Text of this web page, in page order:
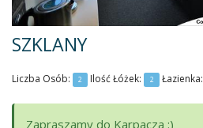
SZKLANY
Liczba Osób: 2 Ilość Łóżek: 2 Łazienka:
Zapraszamy do Karpacza :)